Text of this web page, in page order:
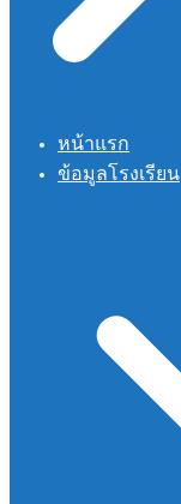
หน้าแรก
ข้อมูลโรงเรียน